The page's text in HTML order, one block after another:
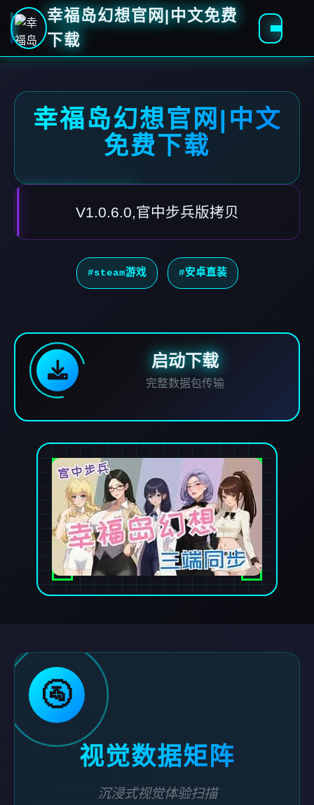
幸福岛幻想官网|中文免费
下载
幸福岛幻想官网|中文
免费下载
V1.0.6.0,官中步兵版拷贝
#steam游戏 #安卓直装
启动下载
完整数据包传输
🚰
视觉数据矩阵
沉浸式视觉体验扫描